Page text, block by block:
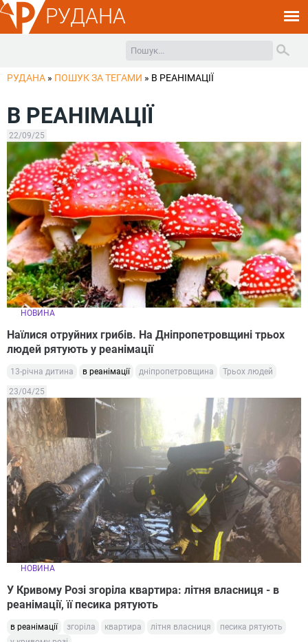
РУДАНА
РУДАНА » ПОШУК ЗА ТЕГАМИ » В РЕАНІМАЦІЇ
В РЕАНІМАЦІЇ
22/09/25
НОВИНА
Наїлися отруйних грибів. На Дніпропетровщині трьох
людей рятують у реанімації
13-річна дитина в реанімації дніпропетровщина Трьох людей
23/04/25
НОВИНА
У Кривому Розі згоріла квартира: літня власниця - в
реанімації, її песика рятують
в реанімації згоріла квартира літня власниця
песика рятують